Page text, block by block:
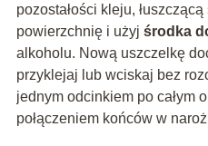
pozostałości kleju,
powierzchnię i użyj środka
alkoholu. Nową uszczelkę
przyklejaj lub wciskaj bez
jednym odcinkiem po całym
połączeniem końców w